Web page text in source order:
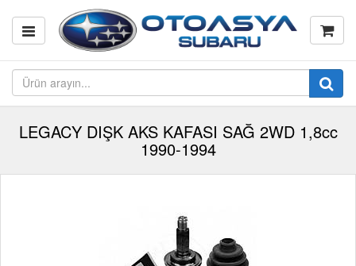
LEGACY DIŞK AKS KAFASI SAĞ 2WD 1,8cc
1990-1994